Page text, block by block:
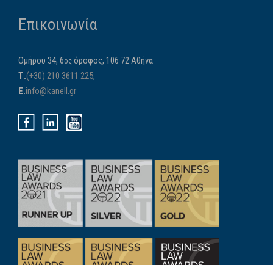
Επικοινωνία
Ομήρου 34, 6ος όροφος, 106 72 Αθήνα
Τ.(+30) 210 3611 225,
E.info@kanell.gr